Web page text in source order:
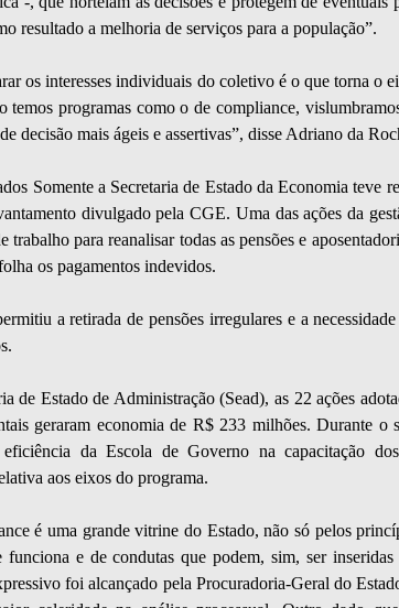
resultado a melhoria de serviços para a população”.
os interesses individuais do coletivo é o que torna o
temos programas como o de compliance,
decisão mais ágeis e assertivas”, disse Adriano da
Somente a Secretaria de Estado da Economia
divulgado pela CGE. Uma das ações da
trabalho para reanalisar todas as pensões e
os pagamentos indevidos.
a retirada de pensões irregulares e a
de Estado de Administração (Sead), as 22 ações
geraram economia de R$ 233 milhões. Durante
da Escola de Governo na capacitação
aos eixos do programa.
é uma grande vitrine do Estado, não só pelos
funciona e de condutas que podem, sim, ser
foi alcançado pela Procuradoria-Geral do